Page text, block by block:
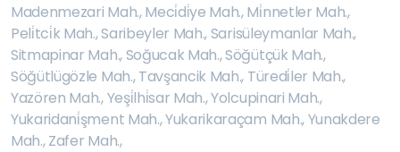
Madenmezari Mah.,Meci̇di̇ye Mah.,Mi̇nnetler Mah.,
Peli̇tci̇k Mah.,Saribeyler Mah.,Sarisüleymanlar Mah.,
Sitmapinar Mah.,Soğucak Mah.,Söğütçük Mah.,
Söğütlügözle Mah.,Tavşancik Mah., Türedi̇ler Mah.,
Yazören Mah.,Yeşi̇lhi̇sar Mah.,Yolcupinari Mah.,
Yukaridani̇şment Mah.,Yukarikaraçam Mah.,Yunakdere
Mah.,Zafer Mah.,